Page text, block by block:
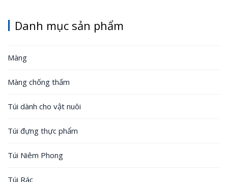
Danh mục sản phẩm
Màng
Màng chống thấm
Túi dành cho vật nuôi
Túi đựng thực phẩm
Túi Niêm Phong
Túi Rác